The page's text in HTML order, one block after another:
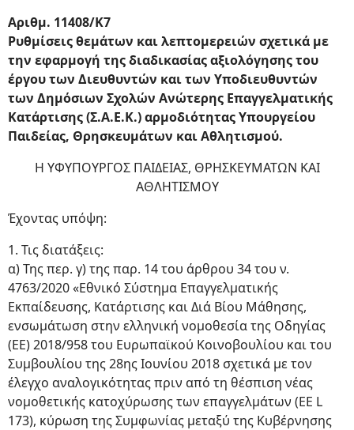
Αριθμ. 11408/Κ7
Ρυθμίσεις θεμάτων και λεπτομερειών σχετικά με
την εφαρμογή της διαδικασίας αξιολόγησης του
έργου των Διευθυντών και των Υποδιευθυντών
των Δημόσιων Σχολών Ανώτερης Επαγγελματικής
Κατάρτισης (Σ.Α.Ε.Κ.) αρμοδιότητας Υπουργείου
Παιδείας, Θρησκευμάτων και Αθλητισμού.
Η ΥΦΥΠΟΥΡΓΟΣ ΠΑΙΔΕΙΑΣ, ΘΡΗΣΚΕΥΜΑΤΩΝ ΚΑΙ
ΑΘΛΗΤΙΣΜΟΥ
Έχοντας υπόψη:
1. Τις διατάξεις:
α) Της περ. γ) της παρ. 14 του άρθρου 34 του ν.
4763/2020 «Εθνικό Σύστημα Επαγγελματικής
Εκπαίδευσης, Κατάρτισης και Διά Βίου Μάθησης,
ενσωμάτωση στην ελληνική νομοθεσία της Οδηγίας
(ΕΕ) 2018/958 του Ευρωπαϊκού Κοινοβουλίου και του
Συμβουλίου της 28ης Ιουνίου 2018 σχετικά με τον
έλεγχο αναλογικότητας πριν από τη θέσπιση νέας
νομοθετικής κατοχύρωσης των επαγγελμάτων (EE L
173), κύρωση της Συμφωνίας μεταξύ της Κυβέρνησης